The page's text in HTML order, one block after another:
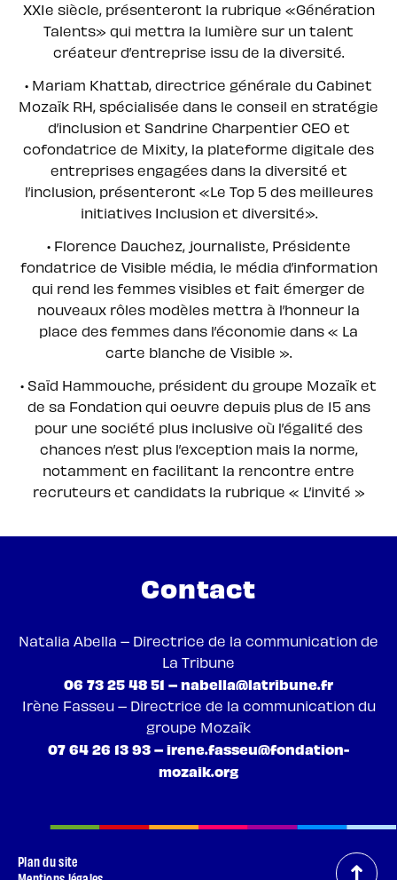
XXIe siècle, présenteront la rubrique «Génération
Talents» qui mettra la lumière sur un talent
créateur d’entreprise issu de la diversité.
• Mariam Khattab, directrice générale du Cabinet
Mozaïk RH, spécialisée dans le conseil en stratégie
d’inclusion et Sandrine Charpentier CEO et
cofondatrice de Mixity, la plateforme digitale des
entreprises engagées dans la diversité et
l’inclusion, présenteront «Le Top 5 des meilleures
initiatives Inclusion et diversité».
• Florence Dauchez, journaliste, Présidente
fondatrice de Visible média, le média d’information
qui rend les femmes visibles et fait émerger de
nouveaux rôles modèles mettra à l’honneur la
place des femmes dans l’économie dans « La
carte blanche de Visible ».
• Saïd Hammouche, président du groupe Mozaïk et
de sa Fondation qui oeuvre depuis plus de 15 ans
pour une société plus inclusive où l’égalité des
chances n’est plus l’exception mais la norme,
notamment en facilitant la rencontre entre
recruteurs et candidats la rubrique « L’invité »
Contact
Natalia Abella – Directrice de la communication de
La Tribune
06 73 25 48 51 – nabella@latribune.fr
Irène Fasseu – Directrice de la communication du
groupe Mozaïk
07 64 26 13 93 – irene.fasseu@fondation-
mozaik.org
Plan du site